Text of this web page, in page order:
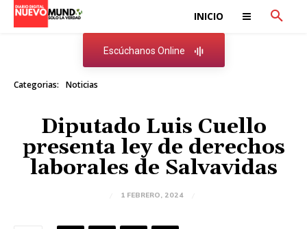
INICIO
Escúchanos Online
Categorias: Noticias
Diputado Luis Cuello
presenta ley de derechos
laborales de Salvavidas
1 FEBRERO, 2024